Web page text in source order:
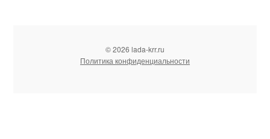
© 2026 lada-krr.ru
Политика конфиденциальности